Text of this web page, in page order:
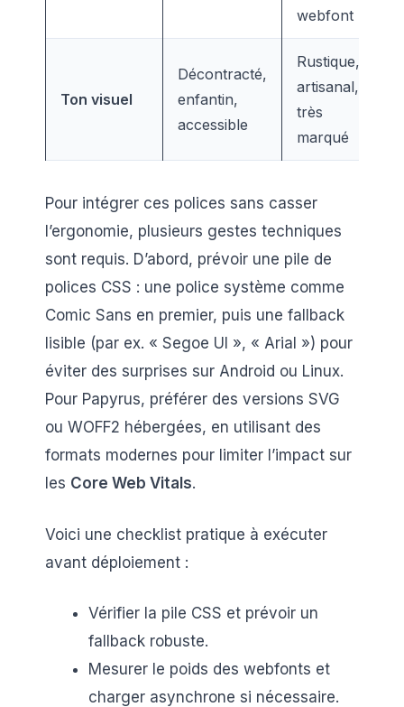
webfont
Ton visuel
Décontracté,
enfantin,
accessible
Rustique,
artisanal,
très
marqué
Pour intégrer ces polices sans casser
l’ergonomie, plusieurs gestes techniques
sont requis. D’abord, prévoir une pile de
polices CSS : une police système comme
Comic Sans en premier, puis une fallback
lisible (par ex. « Segoe UI », « Arial ») pour
éviter des surprises sur Android ou Linux.
Pour Papyrus, préférer des versions SVG
ou WOFF2 hébergées, en utilisant des
formats modernes pour limiter l’impact sur
les Core Web Vitals.
Voici une checklist pratique à exécuter
avant déploiement :
Vérifier la pile CSS et prévoir un
fallback robuste.
Mesurer le poids des webfonts et
charger asynchrone si nécessaire.